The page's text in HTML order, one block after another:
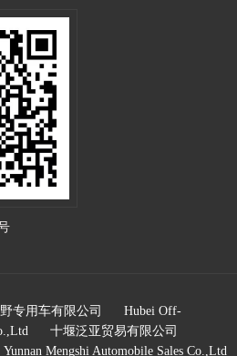
专用车有限公司
Hubei Off-
十堰泛亚贸易有限公司
Yunnan Mengshi Automobile Sales Co.,Ltd